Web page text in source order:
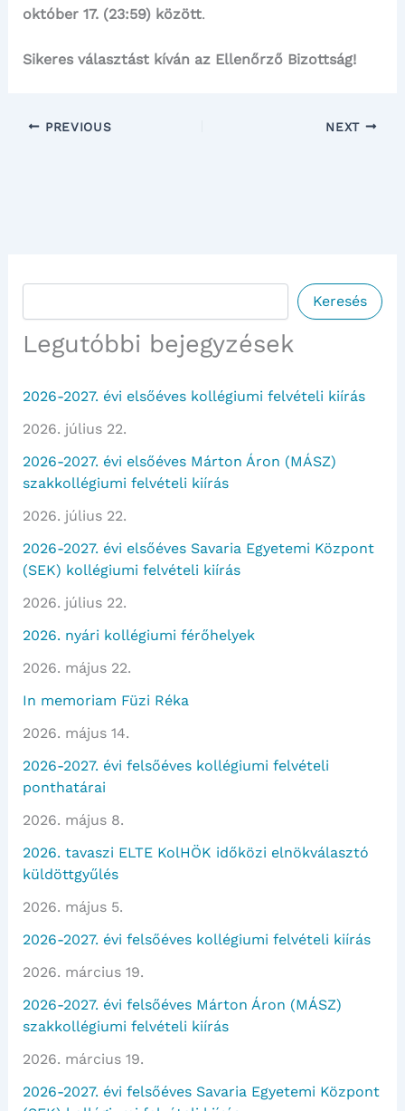
október 17. (23:59) között.
Sikeres választást kíván az Ellenőrző Bizottság!
PREVIOUS NEXT
Keresés
Keresés
Legutóbbi bejegyzések
2026-2027. évi elsőéves kollégiumi felvételi kiírás
2026. július 22.
2026-2027. évi elsőéves Márton Áron (MÁSZ)
szakkollégiumi felvételi kiírás
2026. július 22.
2026-2027. évi elsőéves Savaria Egyetemi Központ
(SEK) kollégiumi felvételi kiírás
2026. július 22.
2026. nyári kollégiumi férőhelyek
2026. május 22.
In memoriam Füzi Réka
2026. május 14.
2026-2027. évi felsőéves kollégiumi felvételi
ponthatárai
2026. május 8.
2026. tavaszi ELTE KolHÖK időközi elnökválasztó
küldöttgyűlés
2026. május 5.
2026-2027. évi felsőéves kollégiumi felvételi kiírás
2026. március 19.
2026-2027. évi felsőéves Márton Áron (MÁSZ)
szakkollégiumi felvételi kiírás
2026. március 19.
2026-2027. évi felsőéves Savaria Egyetemi Központ